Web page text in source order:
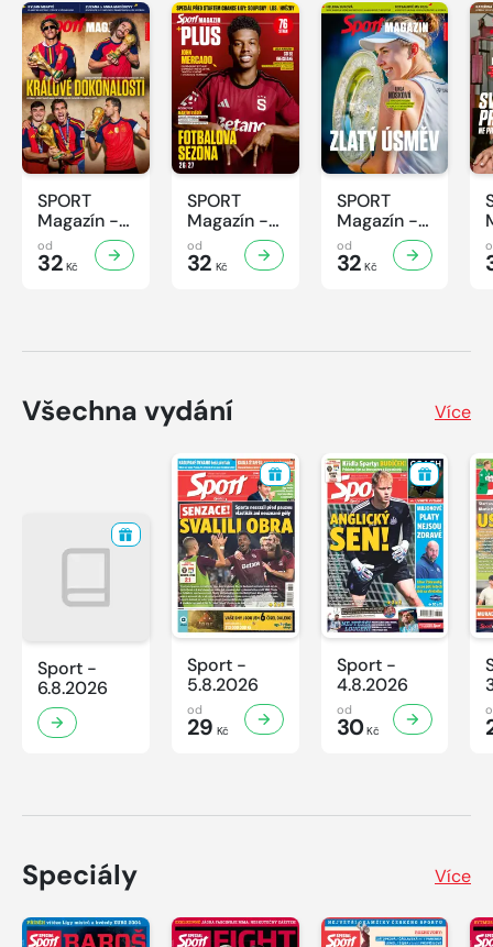
SPORT
Magazín -
31/2026
od
32 Kč
SPORT
Magazín -
30/2026
od
32 Kč
SPORT
Magazín -
29/2026
od
32 Kč
Všechna vydání Více
Sport -
6.8.2026
Sport -
5.8.2026
od
29 Kč
Sport -
4.8.2026
od
30Kč
Speciály Více